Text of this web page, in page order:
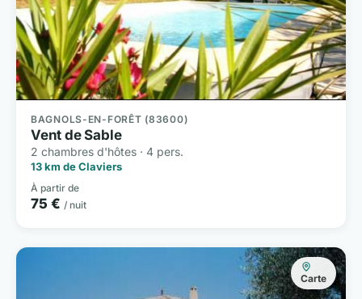
BAGNOLS-EN-FORÊT (83600)
Vent de Sable
2 chambres d'hôtes · 4 pers.
13 km de Claviers
À partir de
75 € / nuit
Carte